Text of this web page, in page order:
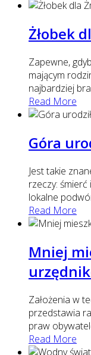
Żłobek
Zapewne,
mającym
najbardziej
Read More
Góra
Jest takie
rzeczy:
lokalne
Read More
Mniej
Założenia w
przedstawia
praw
Read More